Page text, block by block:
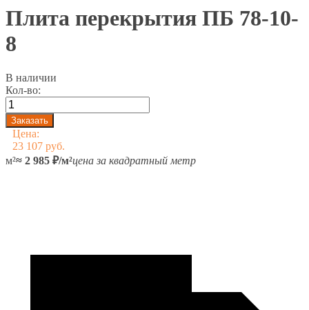
Плита перекрытия ПБ 78-10-
8
В наличии
Кол-во:
Цена:
23 107 руб.
м²≈ 2 985 ₽/м²цена за квадратный метр